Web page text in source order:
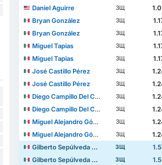
Daniel Aguirre
ЗЩ
Bryan González
ЗЩ
Bryan González
ЗЩ
Miguel Tapias
ЗЩ
Miguel Tapias
ЗЩ
José Castillo Pérez
ЗЩ
José Castillo Pérez
ЗЩ
Diego Campillo Del Campo
ЗЩ
Diego Campillo Del Campo
ЗЩ
Miguel Alejandro Gómez Ortiz
ЗЩ
Miguel Alejandro Gómez Ortiz
ЗЩ
Gilberto Sepúlveda López
ЗЩ
Gilberto Sepúlveda López
ЗЩ